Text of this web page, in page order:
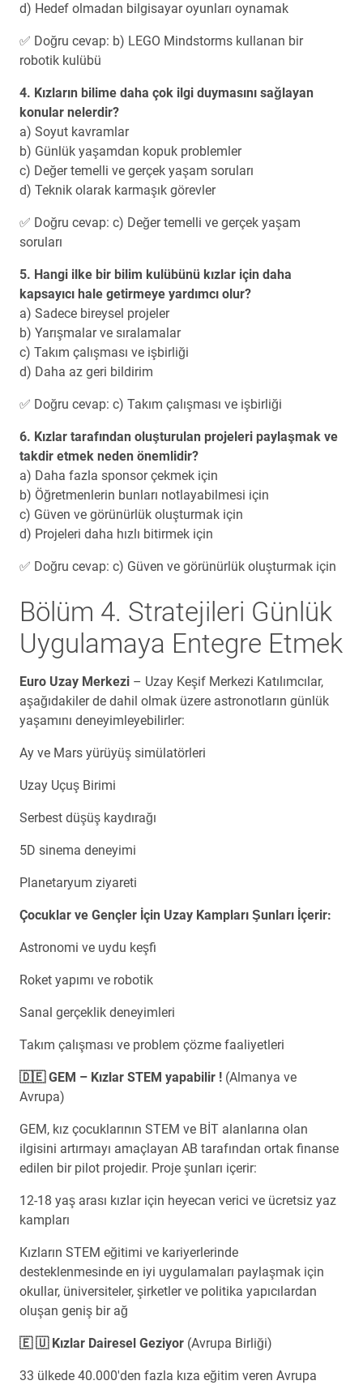
d) Hedef olmadan bilgisayar oyunları oynamak
✅ Doğru cevap: b) LEGO Mindstorms kullanan bir
robotik kulübü
4. Kızların bilime daha çok ilgi duymasını sağlayan
konular nelerdir?
a) Soyut kavramlar
b) Günlük yaşamdan kopuk problemler
c) Değer temelli ve gerçek yaşam soruları
d) Teknik olarak karmaşık görevler
✅ Doğru cevap: c) Değer temelli ve gerçek yaşam
soruları
5. Hangi ilke bir bilim kulübünü kızlar için daha
kapsayıcı hale getirmeye yardımcı olur?
a) Sadece bireysel projeler
b) Yarışmalar ve sıralamalar
c) Takım çalışması ve işbirliği
d) Daha az geri bildirim
✅ Doğru cevap: c) Takım çalışması ve işbirliği
6. Kızlar tarafından oluşturulan projeleri paylaşmak ve
takdir etmek neden önemlidir?
a) Daha fazla sponsor çekmek için
b) Öğretmenlerin bunları notlayabilmesi için
c) Güven ve görünürlük oluşturmak için
d) Projeleri daha hızlı bitirmek için
✅ Doğru cevap: c) Güven ve görünürlük oluşturmak için
Bölüm 4. Stratejileri Günlük
Uygulamaya Entegre Etmek
Euro Uzay Merkezi – Uzay Keşif Merkezi Katılımcılar,
aşağıdakiler de dahil olmak üzere astronotların günlük
yaşamını deneyimleyebilirler:
Ay ve Mars yürüyüş simülatörleri
Uzay Uçuş Birimi
Serbest düşüş kaydırağı
5D sinema deneyimi
Planetaryum ziyareti
Çocuklar ve Gençler İçin Uzay Kampları Şunları İçerir:
Astronomi ve uydu keşfi
Roket yapımı ve robotik
Sanal gerçeklik deneyimleri
Takım çalışması ve problem çözme faaliyetleri
🇩🇪 GEM – Kızlar STEM yapabilir ! (Almanya ve
Avrupa)
GEM, kız çocuklarının STEM ve BİT alanlarına olan
ilgisini artırmayı amaçlayan AB tarafından ortak finanse
edilen bir pilot projedir. Proje şunları içerir:
12-18 yaş arası kızlar için heyecan verici ve ücretsiz yaz
kampları
Kızların STEM eğitimi ve kariyerlerinde
desteklenmesinde en iyi uygulamaları paylaşmak için
okullar, üniversiteler, şirketler ve politika yapıcılardan
oluşan geniş bir ağ
🇪 🇺 Kızlar Dairesel Geziyor (Avrupa Birliği)
33 ülkede 40.000'den fazla kıza eğitim veren Avrupa